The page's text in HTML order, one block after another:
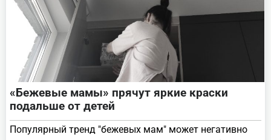
«Бежевые мамы» прячут яркие краски
подальше от детей
Популярный тренд "бежевых мам" может негативно